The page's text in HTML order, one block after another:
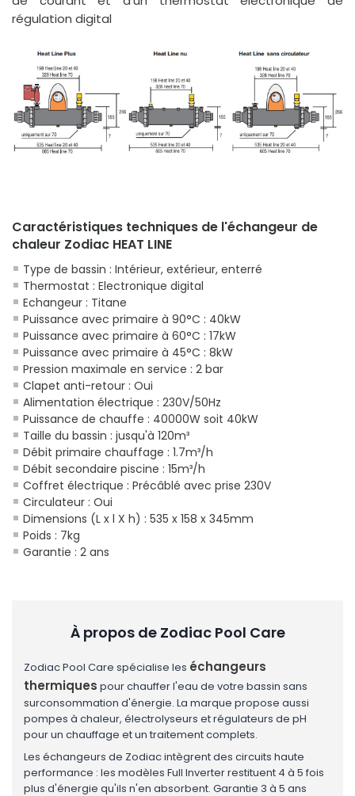
régulation digital
Caractéristiques techniques de l'échangeur de
chaleur Zodiac HEAT LINE
Type de bassin : Intérieur, extérieur, enterré
Thermostat : Electronique digital
Echangeur : Titane
Puissance avec primaire à 90°C : 40kW
Puissance avec primaire à 60°C : 17kW
Puissance avec primaire à 45°C : 8kW
Pression maximale en service : 2 bar
Clapet anti-retour : Oui
Alimentation électrique : 230V/50Hz
Puissance de chauffe : 40000W soit 40kW
Taille du bassin : jusqu'à 120m³
Débit primaire chauffage : 1.7m³/h
Débit secondaire piscine : 15m³/h
Coffret électrique : Précâblé avec prise 230V
Circulateur : Oui
Dimensions (L x l X h) : 535 x 158 x 345mm
Poids : 7kg
Garantie : 2 ans
À propos de Zodiac Pool Care
Zodiac Pool Care spécialise les échangeurs
thermiques pour chauffer l'eau de votre bassin sans
surconsommation d'énergie. La marque propose aussi
pompes à chaleur, électrolyseurs et régulateurs de pH
pour un chauffage et un traitement complets.
Les échangeurs de Zodiac intègrent des circuits haute
performance : les modèles Full Inverter restituent 4 à 5 fois
plus d'énergie qu'ils n'en absorbent. Garantie 3 à 5 ans